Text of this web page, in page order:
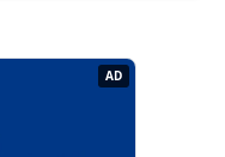
AD